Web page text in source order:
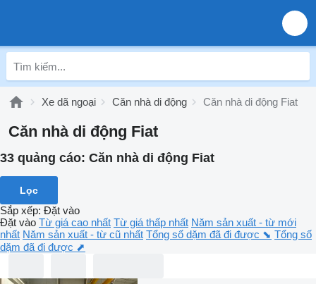
Xe dã ngoại Căn nhà di động Căn nhà di động Fiat
Căn nhà di động Fiat
33 quảng cáo: Căn nhà di động Fiat
Lọc
Sắp xếp: Đặt vào
Đặt vào Từ giá cao nhất Từ giá thấp nhất Năm sản xuất - từ mới
nhất Năm sản xuất - từ cũ nhất Tổng số dặm đã đi được ⬊ Tổng số
dặm đã đi được ⬈